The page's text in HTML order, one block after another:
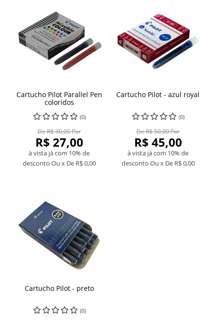
Cartucho Pilot Parallel Pen
coloridos
(0)
De R$ 30,00 Por
R$ 27,00
à vista já com 10% de
desconto Ou x De R$ 0,00
Cartucho Pilot - azul royal
(0)
De R$ 50,00 Por
R$ 45,00
à vista já com 10% de
desconto Ou x De R$ 0,00
Cartucho Pilot - preto
(0)